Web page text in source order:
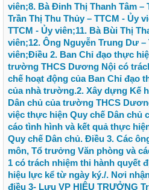
viên;8. Bà Đinh Thị Thanh Tâm –
Trần Thị Thu Thủy – TTCM - Ủy
TTCM - Ủy viên;11. Bà Bùi Thị
viên;12. Ông Nguyễn Trung Dư
viên;Điều 2. Ban Chỉ đạo thực
trường THCS Dương Nội có
chế hoạt động của Ban Chỉ đạo
của nhà trường.2. Xây dựng Kế
Dân chủ của trường THCS
việc thực hiện Quy chế Dân chủ
cáo tình hình và kết quả thực
Quy chế Dân chủ. Điều 3. Các
môn, Tổ trưởng Văn phòng và
1 có trách nhiệm thi hành quyết
hiệu lực kể từ ngày ký./. Nơi
điều 3- Lưu VP HIỆU TRƯỞNG